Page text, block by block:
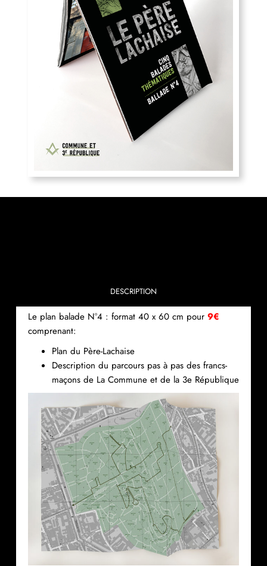
DESCRIPTION
Le plan balade N°4 : format 40 x 60 cm pour 9€
comprenant:
Plan du Père-Lachaise
Description du parcours pas à pas des francs-
maçons de La Commune et de la 3e République